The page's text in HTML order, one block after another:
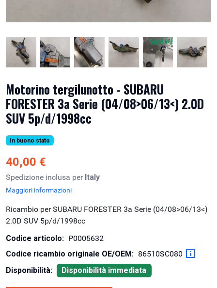
Motorino tergilunotto - SUBARU
FORESTER 3a Serie (04/08>06/13<) 2.0D
SUV 5p/d/1998cc
In buono stato
40,00 €
Spedizione inclusa per Italy
Maggiori informazioni
Ricambio per SUBARU FORESTER 3a Serie (04/08>06/13<)
2.0D SUV 5p/d/1998cc
Codice articolo: P0005632
Codice ricambio originale OE/OEM: 86510SC080
Disponibilità:
Disponibilità immediata